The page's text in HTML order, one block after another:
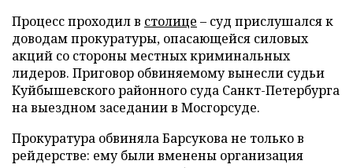
Процесс проходил в столице – суд прислушался к
доводам прокуратуры, опасающейся силовых
акций со стороны местных криминальных
лидеров. Приговор обвиняемому вынесли судьи
Куйбышевского районного суда Санкт-Петербурга
на выездном заседании в Мосгорсуде.
Прокуратура обвиняла Барсукова не только в
рейдерстве: ему были вменены организация